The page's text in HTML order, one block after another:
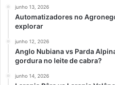
junho 13, 2026
Automatizadores no
explorar
junho 12, 2026
Anglo Nubiana vs Parda
gordura no leite de cabra?
junho 14, 2026